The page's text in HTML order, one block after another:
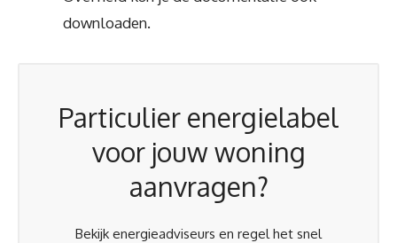
downloaden.
Particulier energielabel
voor jouw woning
aanvragen?
Bekijk energieadviseurs en regel het snel